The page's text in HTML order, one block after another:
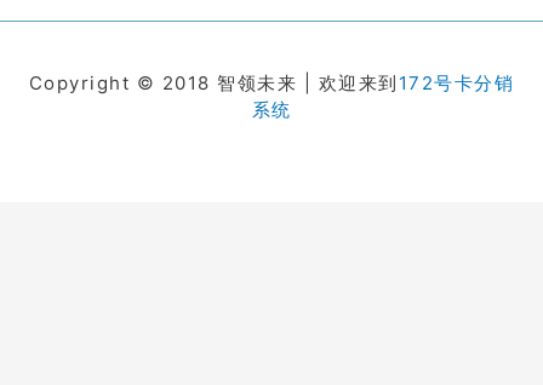
Copyright © 2018 智领未来 | 欢迎来到 172号卡分销
系统